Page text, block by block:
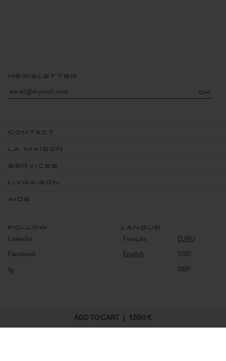
ADD TO CART | 1,550 €
NEWSLETTER
OK
CONTACT
LA MAISON
SERVICES
LIVRAISON
AIDE
FOLLOW
Linkedin
Facebook
Ig
LANGUE
Français
English
EURO
USD
GBP